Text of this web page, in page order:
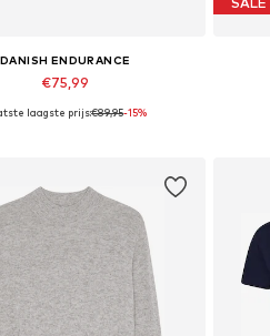
DANISH ENDURANCE
€75,99
maten: S, M, L, XL, XXL
laagste prijs:€89,95-15%